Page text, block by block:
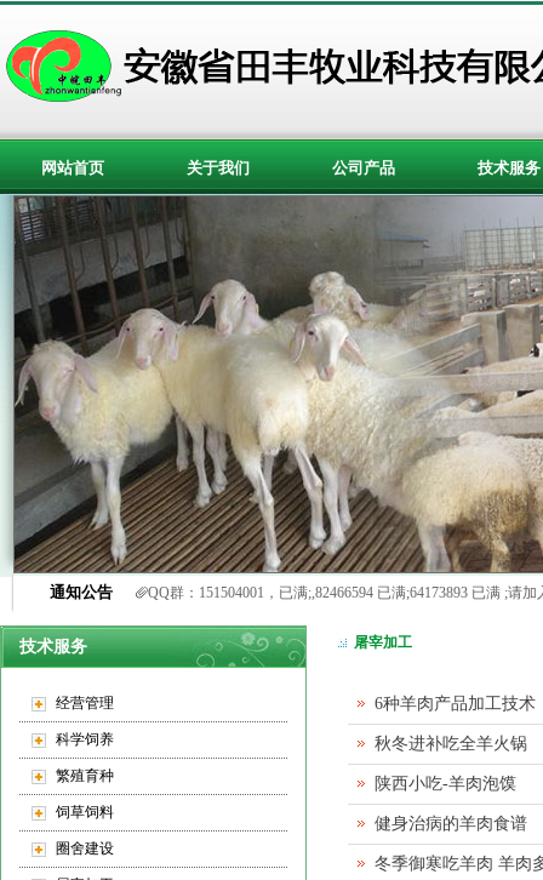
网站首页 关于我们 公司产品 技术服务
通知公告 QQ群：151504001，已满;,82466594 已满;64173893 已满 ;请
技术服务
经营管理
科学饲养
繁殖育种
饲草饲料
圈舍建设
屠宰加工
6种羊肉产品加工技术
秋冬进补吃全羊火锅
陕西小吃-羊肉泡馍
健身治病的羊肉食谱
冬季御寒吃羊肉 羊肉